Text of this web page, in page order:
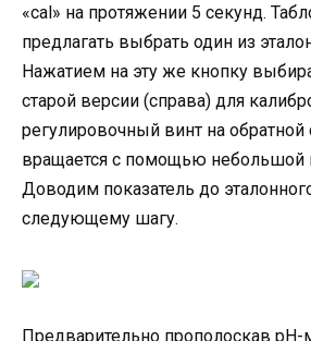
«cal» на протяжении 5 секунд.
предлагать выбрать один из
Нажатием на эту же кнопку
старой версии (справа) для
регулировочный винт на обратной
вращается с помощью небольшой
Доводим показатель до
следующему шагу.
Предварительно прополоскав pH-